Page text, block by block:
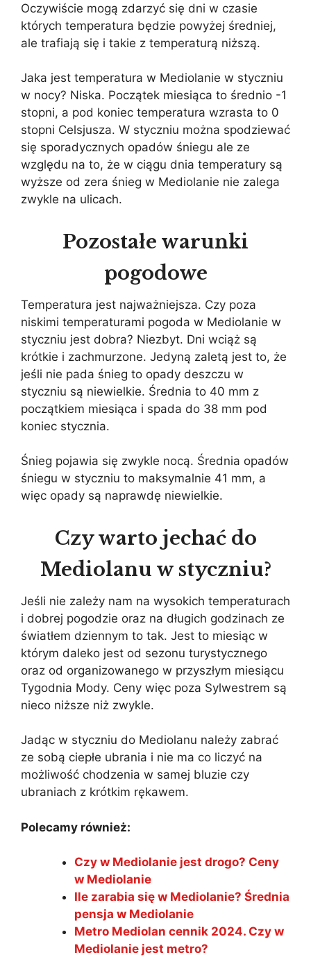
Oczywiście mogą zdarzyć się dni w czasie
których temperatura będzie powyżej średniej,
ale trafiają się i takie z temperaturą niższą.
Jaka jest temperatura w Mediolanie w styczniu
w nocy? Niska. Początek miesiąca to średnio -1
stopni, a pod koniec temperatura wzrasta to 0
stopni Celsjusza. W styczniu można spodziewać
się sporadycznych opadów śniegu ale ze
względu na to, że w ciągu dnia temperatury są
wyższe od zera śnieg w Mediolanie nie zalega
zwykle na ulicach.
Pozostałe warunki
pogodowe
Temperatura jest najważniejsza. Czy poza
niskimi temperaturami pogoda w Mediolanie w
styczniu jest dobra? Niezbyt. Dni wciąż są
krótkie i zachmurzone. Jedyną zaletą jest to, że
jeśli nie pada śnieg to opady deszczu w
styczniu są niewielkie. Średnia to 40 mm z
początkiem miesiąca i spada do 38 mm pod
koniec stycznia.
Śnieg pojawia się zwykle nocą. Średnia opadów
śniegu w styczniu to maksymalnie 41 mm, a
więc opady są naprawdę niewielkie.
Czy warto jechać do
Mediolanu w styczniu?
Jeśli nie zależy nam na wysokich temperaturach
i dobrej pogodzie oraz na długich godzinach ze
światłem dziennym to tak. Jest to miesiąc w
którym daleko jest od sezonu turystycznego
oraz od organizowanego w przyszłym miesiącu
Tygodnia Mody. Ceny więc poza Sylwestrem są
nieco niższe niż zwykle.
Jadąc w styczniu do Mediolanu należy zabrać
ze sobą ciepłe ubrania i nie ma co liczyć na
możliwość chodzenia w samej bluzie czy
ubraniach z krótkim rękawem.
Polecamy również:
Czy w Mediolanie jest drogo? Ceny
w Mediolanie
Ile zarabia się w Mediolanie? Średnia
pensja w Mediolanie
Metro Mediolan cennik 2024. Czy w
Mediolanie jest metro?